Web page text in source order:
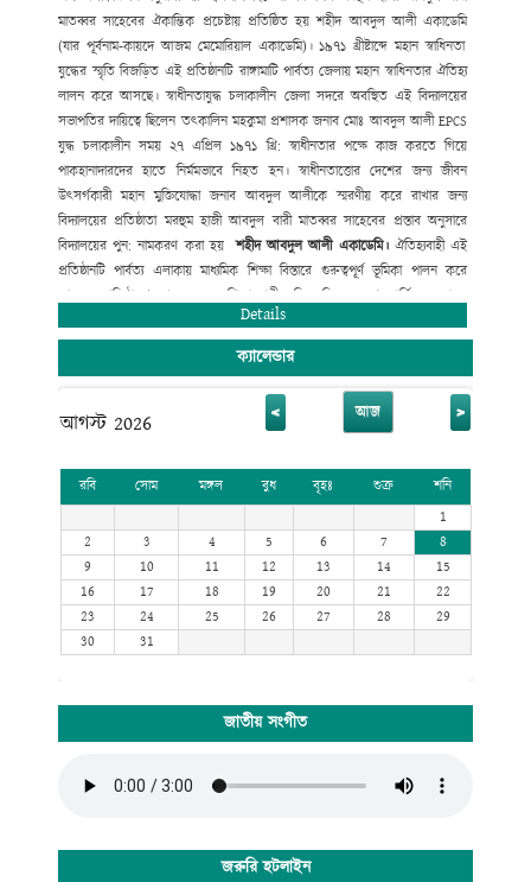
মাতব্বর সাহেবের ঐকান্তিক প্রচেষ্টায় প্রতিষ্ঠিত হয় শহীদ আবদুল আলী একাডেমি
(যার পূর্বনাম-কায়দে আজম মেমোরিয়াল একাডেমি)। ১৯৭১ খ্রীষ্টাব্দে মহান স্বাধিনতা
যুদ্ধের স্মৃতি বিজড়িত এই প্রতিষ্ঠানটি রাঙ্গামাটি পার্বত্য জেলায় মহান স্বাধিনতার ঐতিহ্য
লালন করে আসছে। স্বাধীনতাযুদ্ধ চলাকালীন জেলা সদরে অবস্থিত এই বিদ্যালয়ের
সভাপতির দায়িত্বে ছিলেন তৎকালিন মহকুমা প্রশাসক জনাব মোঃ আবদুল আলীEPCS
যুদ্ধ চলাকালীন সময় ২৭ এপ্রিল ১৯৭১ খ্রি: স্বাধীনতার পক্ষে কাজ করতে গিয়ে
পাকহানাদারদের হাতে নির্মমভাবে নিহত হন। স্বাধীনতাত্তোর দেশের জন্য জীবন
উৎসর্গকারী মহান মুক্তিযোদ্ধা জনাব আবদুল আলীকে স্মরণীয় করে রাখার জন্য
বিদ্যালয়ের প্রতিষ্ঠাতা মরহুম হাজী আবদুল বারী মাতব্বর সাহেবের প্রস্তাব অনুসারে
বিদ্যালয়ের পুন: নামকরণ করা হয়
শহীদ আবদুল আলী একাডেমি। ঐতিহ্যবাহী এই
প্রতিষ্ঠানটি পার্বত্য এলাকায় মাধ্যমিক শিক্ষা বিস্তারে গুরুত্বপূর্ণ ভূমিকা পালন করে
আসছে। প্রতিষ্ঠালগ্ন থেকে অনেক শিক্ষানুরাগী
ব্যক্তিত্ব নিজেদের শ্রম আর্থিক অনুদান
বিদ্যালয়টিকে মহীরূহে রূপান্তরিত করেছে।
Details
ক্যালেন্ডার
আগস্ট 2026 < আজ >
রবি সোম মঙ্গল বুধ বৃহঃ শুক্র
শনি
1
2
3 4 5 6 7
8
9
10 11 12 13 14
15
16
17 18 19 20 21
22
23
24 25 26 27 28
29
30
31
জাতীয় সংগীত
জরুরি হটলাইন